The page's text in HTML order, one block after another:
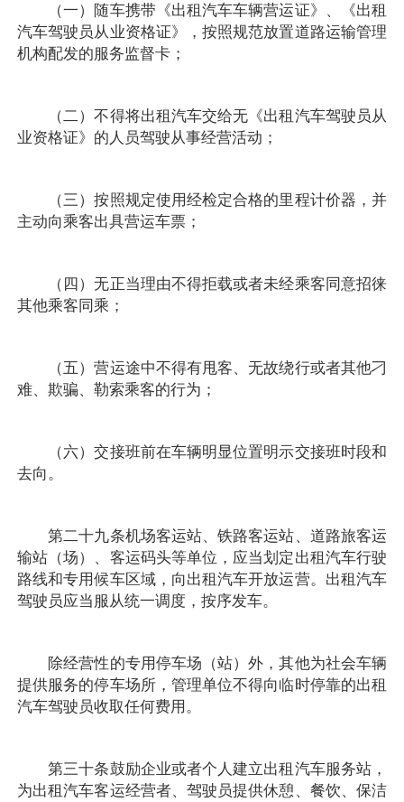
（一）随车携带《出租汽车车辆营运证》、《出租
汽车驾驶员从业资格证》，按照规范放置道路运输管理
机构配发的服务监督卡；
（二）不得将出租汽车交给无《出租汽车驾驶员从
业资格证》的人员驾驶从事经营活动；
（三）按照规定使用经检定合格的里程计价器，并
主动向乘客出具营运车票；
（四）无正当理由不得拒载或者未经乘客同意招徕
其他乘客同乘；
（五）营运途中不得有甩客、无故绕行或者其他刁
难、欺骗、勒索乘客的行为；
（六）交接班前在车辆明显位置明示交接班时段和
去向。
第二十九条机场客运站、铁路客运站、道路旅客运
输站（场）、客运码头等单位，应当划定出租汽车行驶
路线和专用候车区域，向出租汽车开放运营。出租汽车
驾驶员应当服从统一调度，按序发车。
除经营性的专用停车场（站）外，其他为社会车辆
提供服务的停车场所，管理单位不得向临时停靠的出租
汽车驾驶员收取任何费用。
第三十条鼓励企业或者个人建立出租汽车服务站，
为出租汽车客运经营者、驾驶员提供休憩、餐饮、保洁